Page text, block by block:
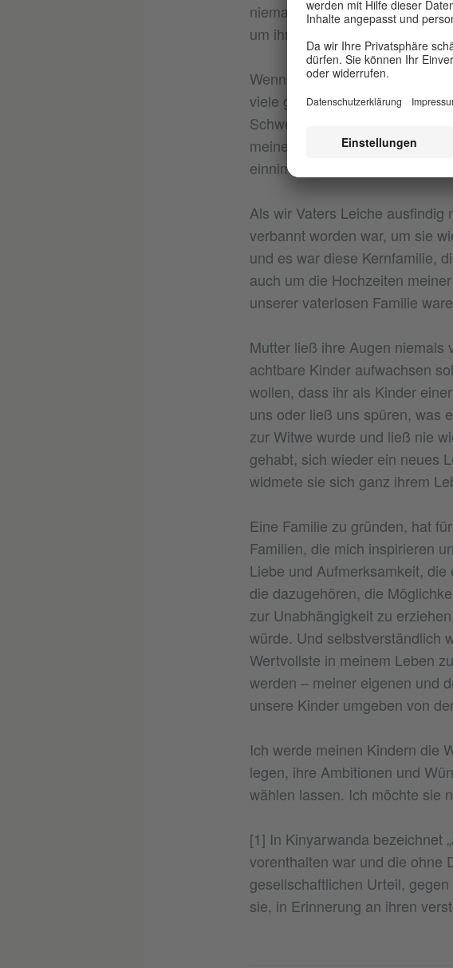
niemals Kopfschmerzen. Für
um ihm näher zu kommen.
Wenn große Entscheidungen
viele gibt, kommen wir alle
Schwestern, ich und mein
meiner Mutter, der in unserer
einnimmt.
Als wir Vaters Leiche
verbannt worden war, um sie
und es war diese Kernfamilie,
auch um die Hochzeiten
unserer vaterlosen Familie
Mutter ließ ihre Augen niemals
achtbare Kinder aufwachsen
wollen, dass ihr als Kinder
uns oder ließ uns spüren, was
zur Witwe wurde und ließ nie
gehabt, sich wieder ein neues
widmete sie sich ganz ihrem
Eine Familie zu gründen, hat
Familien, die mich inspirieren
Liebe und Aufmerksamkeit,
die dazugehören, die
zur Unabhängigkeit zu
würde. Und selbstverständlich
Wertvollste in meinem Leben
werden – meiner eigenen und
unsere Kinder umgeben von
Ich werde meinen Kindern die
legen, ihre Ambitionen und
wählen lassen. Ich möchte sie
[1] In Kinyarwanda bezeichnet
vorenthalten war und die ohne
gesellschaftlichen Urteil,
sie, in Erinnerung an ihren